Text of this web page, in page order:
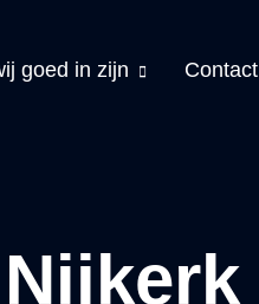
goed in zijn Contact